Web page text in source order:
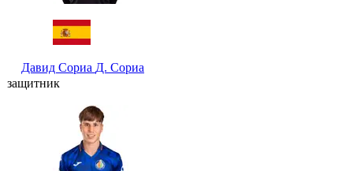
Давид Сориа Д. Сориа
защитник